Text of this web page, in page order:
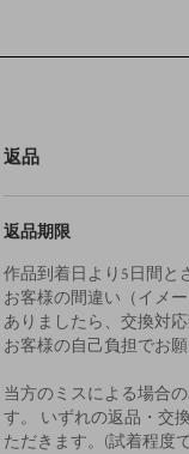
返品
返品期限
作品到着日より5日間と
お客様の間違い（イメ
ありましたら、交換対
お客様の自己負担でお願
当方のミスによる場合
す。 いずれの返品・交
ただきます。(試着程度